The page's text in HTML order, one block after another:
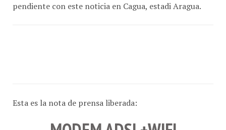
MODEM ADSL+WIFI